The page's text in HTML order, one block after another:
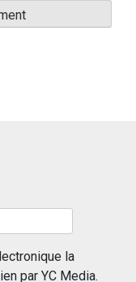
la
par YC Media.